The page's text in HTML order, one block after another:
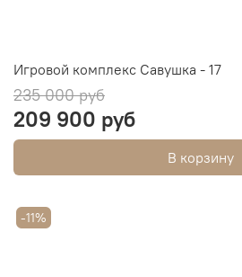
Игровой комплекс Савушка - 17
235 000 руб
209 900 руб
В корзину
-11%